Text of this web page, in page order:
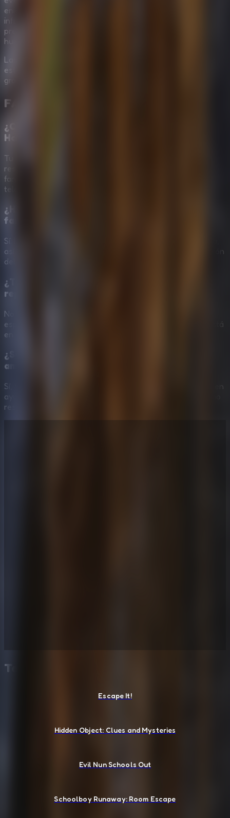
enigmáticos y desvanecer misterios extraídos del
inframundo, te dejará encantado y no parpadearás
prestando fina atención a tu próximo descubrimiento de
huida.
Las monedas perdidas reclaman tu presencia. Desvanece
este mal de forma astuta. ¡Entra y sobrevive online
gratuitamente al instante en The Dark House Escape 2!
FAQ de
¿Cuál es el objetivo principal en The Dark
House Escape 2?
Tu objetivo es explorar la casa abandonada surrealista,
resolver puzles de lógica y cajas fuertes, alejar a los
fantasmas, reunir las 45 monedas fantasma y activar el
teletransporte para escapar.
¿Hay que encontrar todas las monedas
fantasma?
Sí. Las 45 monedas son necesarias para completar la fuga,
así que conviene revisar cada sala, caja fuerte e interacción
del entorno.
¿The Dark House Escape 2 tiene sustos
repentinos?
No se centra en jumpscares, sino en horror atmosférico,
espacios extraños y obstáculos sobrenaturales. El reto está
en observar, razonar y despejar el camino.
¿Se puede jugar The Dark House Escape 2 con
amigos?
Sí, funciona bien compartiendo pantalla. Los amigos pueden
ayudar a detectar monedas, recordar pistas y decidir cómo
resolver cajas fuertes o expulsar fantasmas.
También te puede gustar
Escape It!
Hidden Object: Clues and Mysteries
Evil Nun Schools Out
Schoolboy Runaway: Room Escape